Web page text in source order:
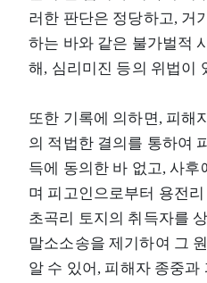
러한 판단은 정당하고, 거
하는 바와 같은 불가벌적
해, 심리미진 등의 위법이
또한 기록에 의하면, 피해
의 적법한 결의를 통하여
득에 동의한 바 없고, 사
며 피고인으로부터 용전
초곡리 토지의 취득자를
말소소송을 제기하여 그
알 수 있어, 피해자 종중